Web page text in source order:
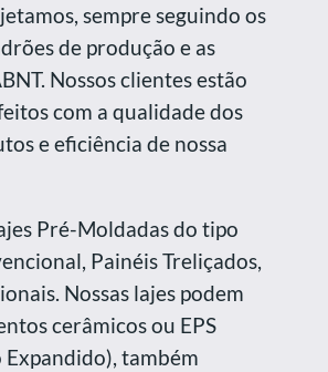
sempre seguindo os
de produção e as
Nossos clientes estão
com a qualidade dos
e eficiência de nossa
Pré-Moldadas do tipo
Painéis Treliçados,
Nossas lajes podem
cerâmicos ou EPS
também